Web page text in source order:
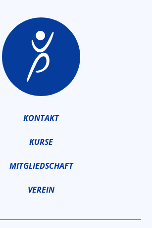
KONTAKT
KURSE
MITGLIEDSCHAFT
VEREIN